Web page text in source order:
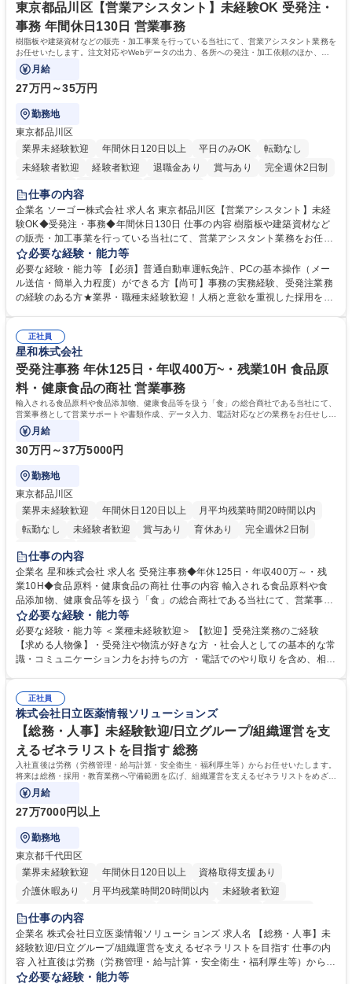
未満のため、無理なく経理として専門性を身につけられる環境です。 学
歴・資格 学歴：大学院 大学 高専 短大 専修学校 高校 語学力： 資格：日商
簿記検定1級 日商簿記検定2級
東京都品川区【営業アシスタント】未経験OK 受発注・
事務 年間休日130日 営業事務
樹脂板や建築資材などの販売・加工事業を行っている当社にて、営業アシスタント業務を
お任せいたします。注文対応やWebデータの出力、各所への発注・加工依頼のほか、電
話・メール対応等の事務業務を担当します。
月給
27万円～35万円
勤務地
東京都品川区
業界未経験歓迎
年間休日120日以上 平日のみOK
転勤なし
未経験者歓迎
経験者歓迎 退職金あり 賞与あり
完全週休2日制
交通費支給
仕事の内容
企業名 ソーゴー株式会社 求人名 東京都品川区【営業アシスタント】未経
験OK◆受発注・事務◆年間休日130日 仕事の内容 樹脂板や建築資材など
の販売・加工事業を行っている当社にて、営業アシスタント業務をお任せ
いたします。注文対応やWebデータの出力、各所への発注・加工依頼のほ
か、電話・メール対応等の事務業務を担当します。 ■受注・発注業務：FA
Xによる注文対応、Web発注データのプリントアウト、各仕入先・協力会
社への発注および加工依頼等 ■納品書・請求書の作成および発送手配 ■商
当社の指定する業務 募集職種 東京都品川区【営業アシスタント】未経験O
K◆受発注・事務◆年間休日130日
必要な経験・能力等
必要な経験・能力等 【必須】普通自動車運転免許、PCの基本操作（メー
ル送信・簡単入力程度）ができる方【尚可】事務の実務経験、受発注業務
の経験のある方★業界・職種未経験歓迎！人柄と意欲を重視した採用を行
変化に臨機応変かつ柔軟に対応できる方、約束を守り正確に作業を進めら
れる方を求めています。高度なPCスキルや関数知識は一切不要です。丁
寧な指導体制が整っているため、安心してお仕事をスタートしていただけ
ます。 学歴・資格 学歴：大学院 大学 高専 短大 専修学校 高校 語学力：
資格：
正社員
星和株式会社
受発注事務 年休125日・年収400万~・残業10H 食品原
料・健康食品の商社 営業事務
輸入される食品原料や食品添加物、健康食品等を扱う「食」の総合商社である当社にて、
営業事務として営業サポートや書類作成、データ入力、電話対応などの業務をお任せしま
す。
月給
30万円～37万5000円
勤務地
東京都品川区
業界未経験歓迎
年間休日120日以上
月平均残業時間20時間以内
転勤なし
未経験者歓迎 賞与あり 育休あり
完全週休2日制
交通費支給
仕事の内容
企業名 星和株式会社 求人名 受発注事務◆年休125日・年収400万～・残
業10H◆食品原料・健康食品の商社 仕事の内容 輸入される食品原料や食
品添加物、健康食品等を扱う「食」の総合商社である当社にて、営業事務
として営業サポートや書類作成、データ入力、電話対応などの業務をお任
せします。 ・受注／出荷指示／売上管理／仕入管理／在庫管理／お客様や
倉庫と電話確認など、販売に関わる事務、営業サポートをお願いします。
・入社後は商品について覚えることから始め、先輩社員OJTと共に業務を
万～・残業10H◆食品原料・健康食品の商社
必要な経験・能力等
必要な経験・能力等 ＜業種未経験歓迎＞ 【歓迎】受発注業務のご経験
【求める人物像】・受発注や物流が好きな方 ・社会人としての基本的な常
識・コミュニケーション力をお持ちの方 ・電話でのやり取りを含め、相手
演算ができる方 ・業務ルールや指示を理解し、行動できる方 学歴・資格
学歴：大学院 大学 短大 語学力： 資格：
正社員
株式会社日立医薬情報ソリューションズ
【総務・人事】未経験歓迎/日立グループ/組織運営を支
えるゼネラリストを目指す 総務
入社直後は労務（労務管理・給与計算・安全衛生・福利厚生等）からお任せいたします。
将来は総務・採用・教育業務へ守備範囲を広げ、組織運営を支えるゼネラリストをめざせ
ます。
月給
27万7000円以上
勤務地
東京都千代田区
業界未経験歓迎
年間休日120日以上
資格取得支援あり
介護休暇あり
月平均残業時間20時間以内
未経験者歓迎
住宅手当あり
育休あり
完全週休2日制 交通費支給 土日祝休み 寮・社宅あり
仕事の内容
企業名 株式会社日立医薬情報ソリューションズ 求人名 【総務・人事】未
経験歓迎/日立グループ/組織運営を支えるゼネラリストを目指す 仕事の内
容 入社直後は労務（労務管理・給与計算・安全衛生・福利厚生等）からお
任せいたします。将来は総務・採用・教育業務へ守備範囲を広げ、組織運
必要な経験・能力等